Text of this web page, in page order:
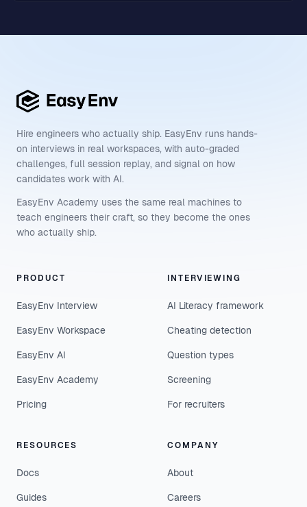
Hire engineers who actually ship. EasyEnv runs hands-
on interviews in real workspaces, with auto-graded
challenges, full session replay, and signal on how
candidates work with AI.
EasyEnv Academy uses the same real machines to
teach engineers their craft, so they become the ones
who actually ship.
PRODUCT
EasyEnv Interview
EasyEnv Workspace
EasyEnv AI
EasyEnv Academy
Pricing
INTERVIEWING
AI Literacy framework
Cheating detection
Question types
Screening
For recruiters
RESOURCES
Docs
Guides
COMPANY
About
Careers